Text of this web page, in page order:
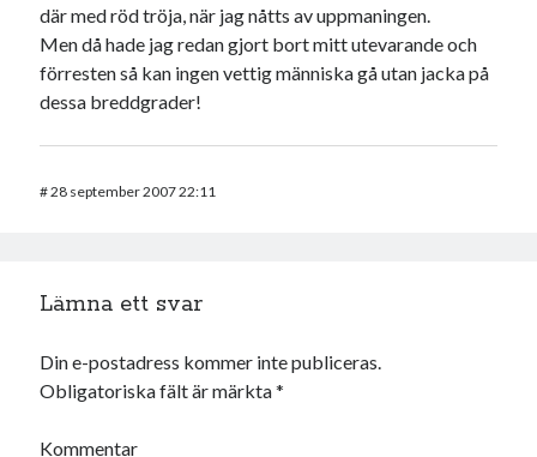
där med röd tröja, när jag nåtts av uppmaningen.
Men då hade jag redan gjort bort mitt utevarande och
förresten så kan ingen vettig människa gå utan jacka på
dessa breddgrader!
#28 september 2007 22:11
Lämna ett svar
Din e-postadress kommer inte publiceras.
Obligatoriska fält är märkta*
Kommentar